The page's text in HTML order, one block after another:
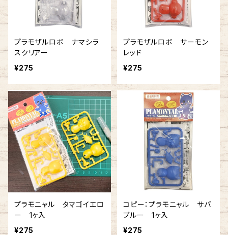
プラモザルロボ ナマシラ
スクリアー
¥275
プラモザルロボ サーモン
レッド
¥275
プラモニャル タマゴイエロ
ー 1ヶ入
¥275
コピー：プラモニャル サバ
ブルー 1ヶ入
¥275